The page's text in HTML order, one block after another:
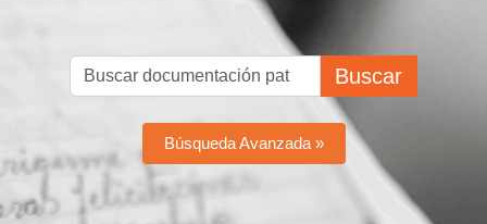
Buscar
Búsqueda Avanzada »